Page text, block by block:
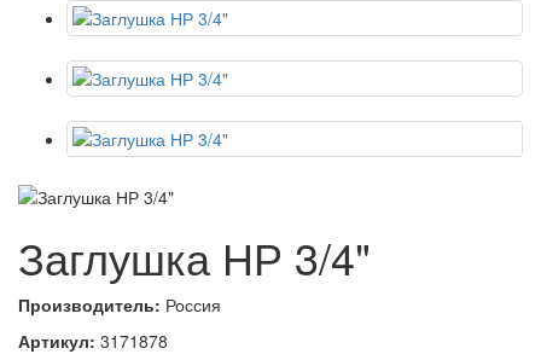
Заглушка НР 3/4"
Производитель: Россия
Артикул: 3171878